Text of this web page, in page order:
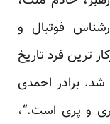
فوتبال و
ترین فرد تاریخ
شد. برادر احمدی
و پری است.“،